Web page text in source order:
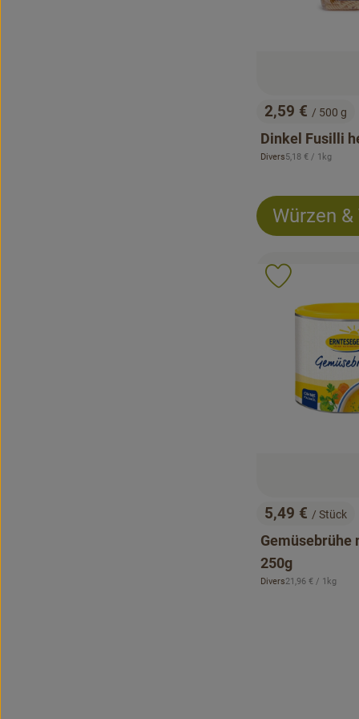
, Preis:
2,59 € / 500 g
Dinkel Fusilli
, Herkunft:
Divers, Referenzpreis:
5,18 € / 1kg
Würzen
, Preis:
5,49 € / Stück
Gemüsebrühe
250g
, Herkunft:
Divers, Referenzpreis:
21,96 € / 1kg
Produkt